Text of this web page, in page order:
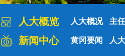
人大概览 人大概况 主
新闻中心 黄冈要闻 人